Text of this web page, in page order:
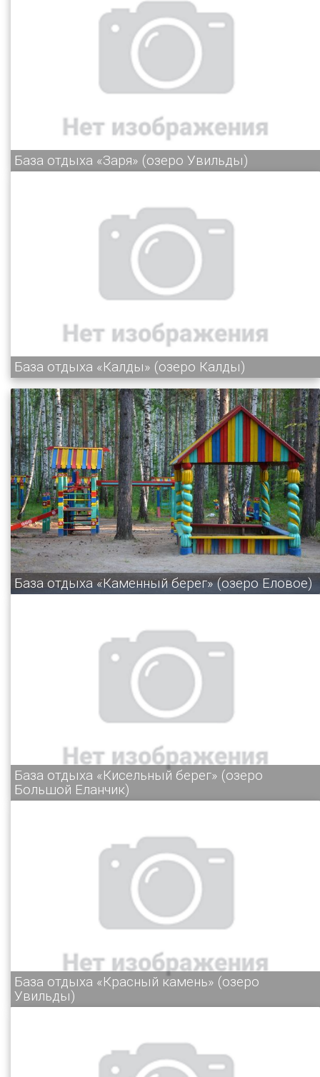
База отдыха «Заря» (озеро Увильды)
База отдыха «Калды» (озеро Калды)
База отдыха «Каменный берег» (озеро Еловое)
База отдыха «Кисельный берег» (озеро
Большой Еланчик)
База отдыха «Красный камень» (озеро
Увильды)